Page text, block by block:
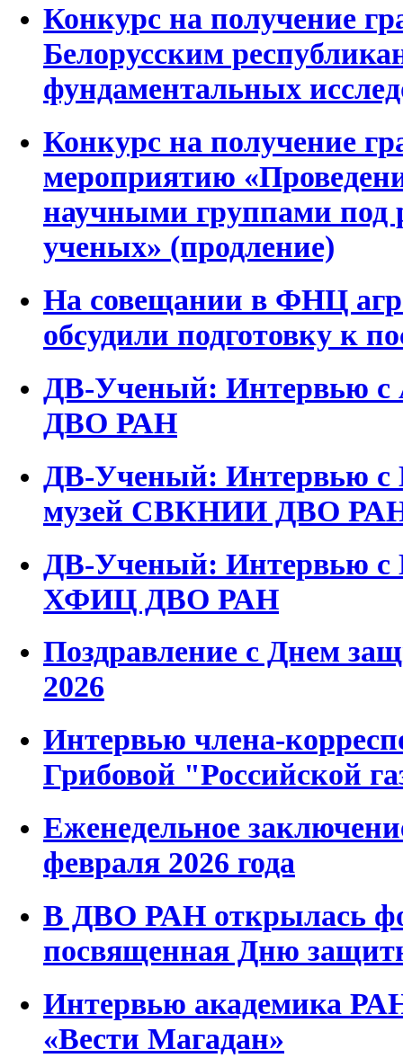
Конкурс на получение
Белорусским
фундаментальных
Конкурс на получение
мероприятию
научными группами под
ученых» (продление)
На совещании в ФНЦ
обсудили подготовку к
ДВ-Ученый: Интервью
ДВО РАН
ДВ-Ученый: Интервью с
музей СВКНИИ ДВО
ДВ-Ученый: Интервью
ХФИЦ ДВО РАН
Поздравление с Днем
2026
Интервью члена-
Грибовой "Российской
Еженедельное
февраля 2026 года
В ДВО РАН открылась
посвященная Дню
Интервью академика
«Вести Магадан»